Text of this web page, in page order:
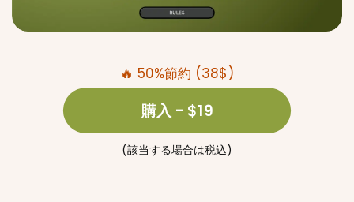
🔥 50%節約 (38$)
購入- $19
(該当する場合は税込)